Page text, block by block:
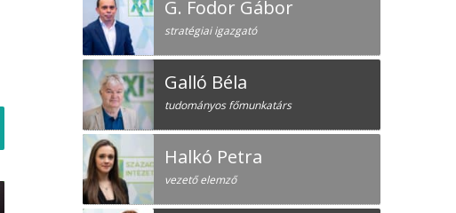
G. Fodor Gábor
stratégiai igazgató
Galló Béla
tudományos főmunkatárs
Halkó Petra
vezető elemző